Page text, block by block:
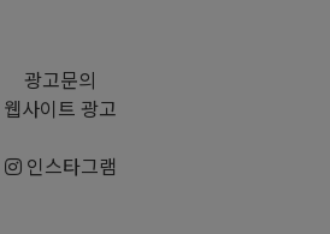
광고문의
웹사이트 광고
인스타그램